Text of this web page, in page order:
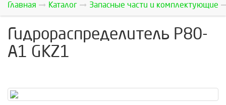
Главная Каталог Запасные части и комплектующие
Гидрoраспределитель Р80-
А1 GKZ1